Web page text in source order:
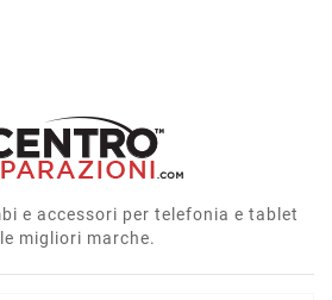
e accessori per telefonia e tablet
migliori marche.